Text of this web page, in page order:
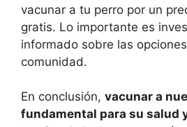
vacunar a tu perro por un
gratis. Lo importante es
informado sobre las
comunidad.
En conclusión, vacunar a
fundamental para su salud